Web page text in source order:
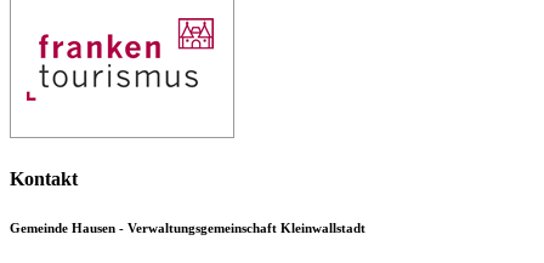
Kontakt
Gemeinde Hausen - Verwaltungsgemeinschaft Kleinwallstadt